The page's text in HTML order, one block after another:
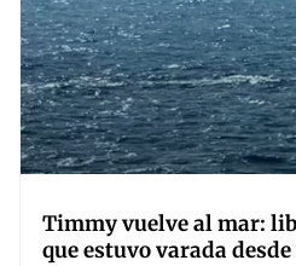
Timmy vuelve al mar:
que estuvo varada